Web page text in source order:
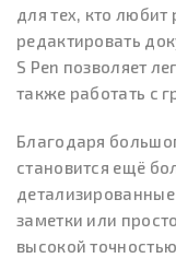
для тех, кто любит
редактировать
S Pen позволяет
также работать с
Благодаря
становится ещё
заметки или
высокой